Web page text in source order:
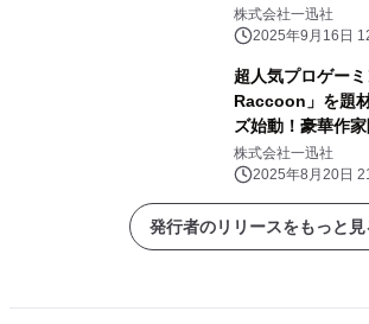
家』のキャラクタ
館内外の装飾をジ
株式会社一迅社
2025年9月16日
超人気プロゲー
Raccoon」を題
ズ始動！豪華作
報を一挙に公開！
株式会社一迅社
2025年8月20日
発行者のリリースをもっと見